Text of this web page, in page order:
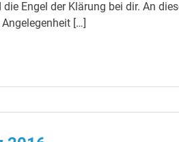
Engel der Klärung bei dir. An
[…]